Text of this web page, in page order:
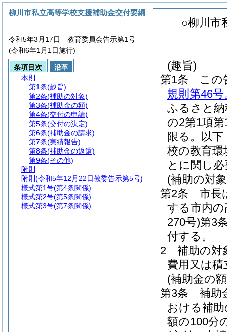
○柳川市
(趣旨)
第1条
この
規則第46
ふるさと
の2第1項
限る。以
校の教育
とに関し
(補助の対
第2条
市長
する市内
270号)第3
付する。
2
補助の対
費用又は
(補助金の
第3条
補助
おける補
額の100分
柳川市私立高等学校支援補助金交付要綱
令和5年3月17日 教育委員会告示第1号
(令和6年1月1日施行)
条項目次
沿革
本則
第1条(趣旨)
第2条(補助の対象)
第3条(補助金の額)
第4条(交付の申請)
第5条(交付の決定)
第6条(補助金の請求)
第7条(実績報告)
第8条(補助金の返還)
第9条(その他)
附則
附則 (令和5年12月22日教委告示第5号)
様式第1号(第4条関係)
様式第2号(第5条関係)
様式第3号(第7条関係)